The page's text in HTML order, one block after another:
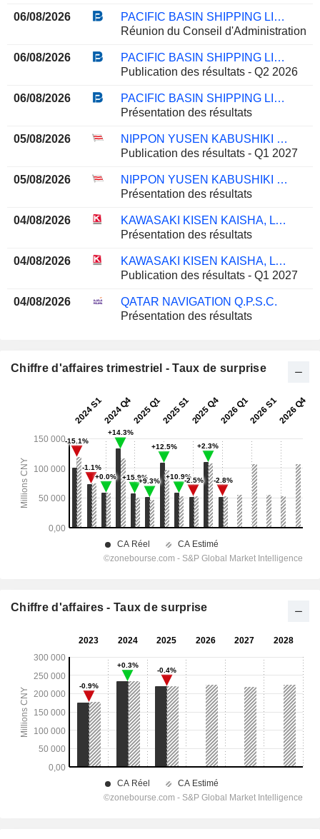
06/08/2026
PACIFIC BASIN SHIPPING LIMITED
Réunion du Conseil d'Administration
06/08/2026
PACIFIC BASIN SHIPPING LIMITED
Publication des résultats - Q2 2026
06/08/2026
PACIFIC BASIN SHIPPING LIMITED
Présentation des résultats
05/08/2026
NIPPON YUSEN KABUSHIKI KAISHA
Publication des résultats - Q1 2027
05/08/2026
NIPPON YUSEN KABUSHIKI KAISHA
Présentation des résultats
04/08/2026
KAWASAKI KISEN KAISHA, LTD.
Présentation des résultats
04/08/2026
KAWASAKI KISEN KAISHA, LTD.
Publication des résultats - Q1 2027
04/08/2026
QATAR NAVIGATION Q.P.S.C.
Présentation des résultats
Chiffre d'affaires trimestriel - Taux de surprise
Chiffre d'affaires - Taux de surprise